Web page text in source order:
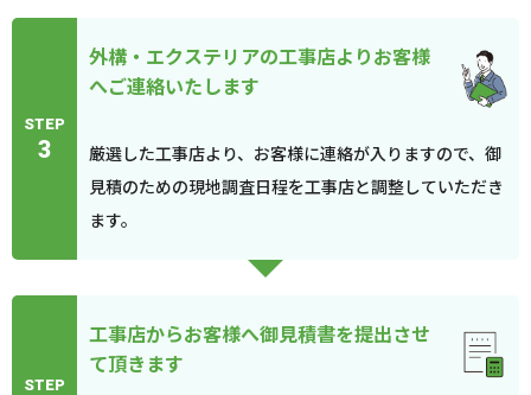
STEP
3
外構・エクステリアの工事店よりお客様
へご連絡いたします
厳選した工事店より、お客様に連絡が入りますので、御
見積のための現地調査日程を工事店と調整していただき
ます。
STEP
工事店からお客様へ御見積書を提出させ
て頂きます